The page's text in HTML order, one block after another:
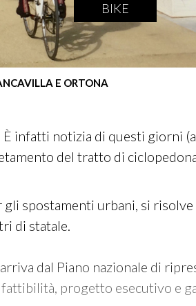
BIKE
E ORTONA
infatti notizia di questi giorni
del tratto di
spostamenti urbani, si
di statale.
dal Piano nazionale di
progetto esecutivo e